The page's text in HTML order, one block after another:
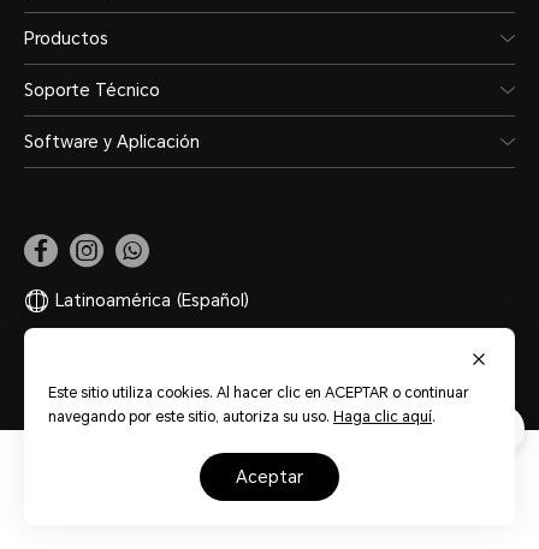
Productos
Soporte Técnico
Software y Aplicación
Latinoamérica (Español)
Este sitio utiliza cookies. Al hacer clic en ACEPTAR o continuar
navegando por este sitio, autoriza su uso. Haga clic aquí.
aceptar